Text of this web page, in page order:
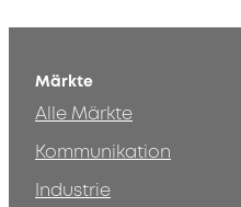
Märkte
Alle Märkte
Kommunikation
Industrie